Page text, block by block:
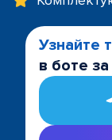
Узнайте
в боте